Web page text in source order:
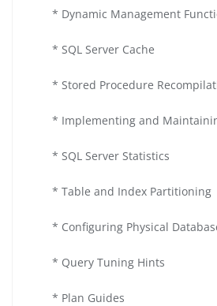
* Dynamic Management
* SQL Server Cache
* Stored Procedure
* Implementing and
* SQL Server Statistics
* Table and Index Partitioning
* Configuring Physical
* Query Tuning Hints
* Plan Guides